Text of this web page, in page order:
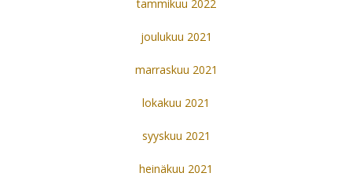
tammikuu 2022
joulukuu 2021
marraskuu 2021
lokakuu 2021
syyskuu 2021
heinäkuu 2021